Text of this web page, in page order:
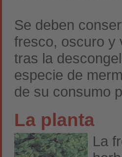
Se deben
fresco, oscuro y
tras la
especie de
de su consumo
La planta
La